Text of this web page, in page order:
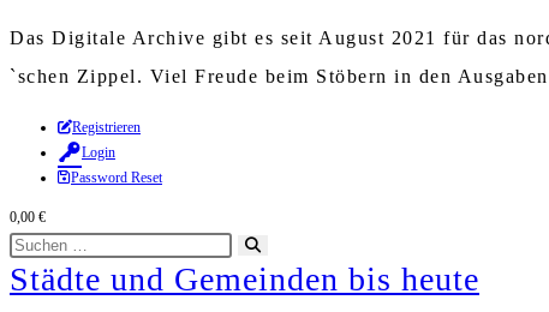
Das Digitale Archive gibt es seit August 2021 für das
`schen Zippel. Viel Freude beim Stöbern in den
Zum
Inhalt
springen
Registrieren
Login
Password Reset
0,00 €
Diese
Website
durchsuchen
starten
Städte und Gemeinden bis heute